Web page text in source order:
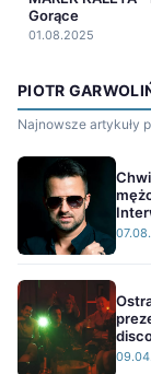
Gorące
01.08.2025
PIOTR
Najnowsze artykuły